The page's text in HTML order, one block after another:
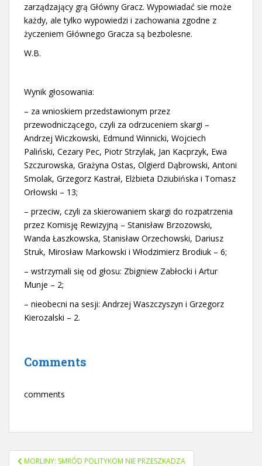
zarządzający grą Główny Gracz. Wypowiadać sie może
każdy, ale tylko wypowiedzi i zachowania zgodne z
życzeniem Głównego Gracza są bezbolesne.
W.B.
Wynik głosowania:
– za wnioskiem przedstawionym przez
przewodniczącego, czyli za odrzuceniem skargi –
Andrzej Wiczkowski, Edmund Winnicki, Wojciech
Paliński, Cezary Pec, Piotr Strzylak, Jan Kacprzyk, Ewa
Szczurowska, Grażyna Ostas, Olgierd Dąbrowski, Antoni
Smolak, Grzegorz Kastrał, Elżbieta Dziubińska i Tomasz
Orłowski – 13;
– przeciw, czyli za skierowaniem skargi do rozpatrzenia
przez Komisję Rewizyjną – Stanisław Brzozowski,
Wanda Łaszkowska, Stanisław Orzechowski, Dariusz
Struk, Mirosław Markowski i Włodzimierz Brodiuk – 6;
– wstrzymali się od głosu: Zbigniew Zabłocki i Artur
Munje – 2;
– nieobecni na sesji: Andrzej Waszczyszyn i Grzegorz
Kierozalski – 2.
Comments
comments
Nawigacja
MORLINY: SMRÓD POLITYKOM NIE PRZESZKADZA